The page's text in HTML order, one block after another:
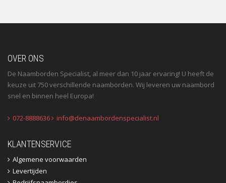
OVER ONS
De Naamborden Specialist, al meer dan 10 jaar ervaring! U heeft de
keuze uit 750 verschillende naamborden. Wij leveren uw naambord
snel en binnen heel Europa!
072-8888636 info@denaambordenspecialist.nl
KLANTENSERVICE
Algemene voorwaarden
Levertijden